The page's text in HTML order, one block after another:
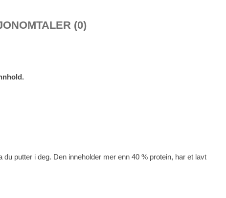
OMTALER (0)
putter i deg. Den inneholder mer enn 40 % protein, har et lavt